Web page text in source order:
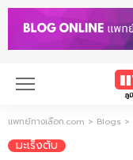
แพทย์ทางเลือก.com > Blogs >
มะเร็งตับ